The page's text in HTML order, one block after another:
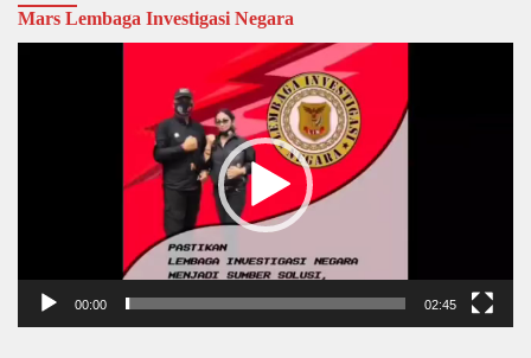
Mars Lembaga Investigasi Negara
00:00 02:45